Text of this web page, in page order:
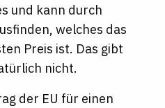
und kann durch
welches das
Preis ist. Das gibt
nicht.
der EU für einen